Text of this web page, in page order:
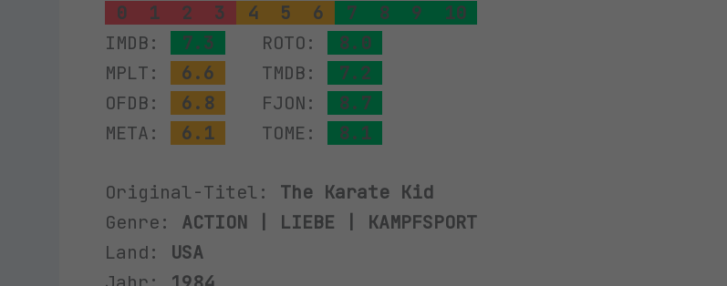
0 1 2 3 4 5 6 7 8 9
10
IMDB:
7.3 ROTO:
8.0
MPLT:
6.6 TMDB:
7.2
OFDB:
6.8 FJON:
8.7
META:
6.1 TOME: 8.1
Original-Titel: The Karate Kid
Genre: ACTION | LIEBE | KAMPFSPORT
Land: USA